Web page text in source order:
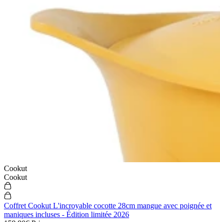
Cookut
Cookut
Coffret Cookut L'incroyable cocotte 28cm mangue avec poignée et
maniques incluses - Édition limitée 2026